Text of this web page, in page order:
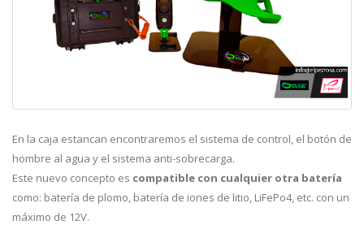
En la caja estancan encontraremos el sistema de control, el botón de
hombre al agua y el sistema anti-sobrecarga.
Este nuevo concepto es compatible con cualquier otra batería
como: batería de plomo, batería de iones de litio, LiFePo4, etc. con un
máximo de 12V.